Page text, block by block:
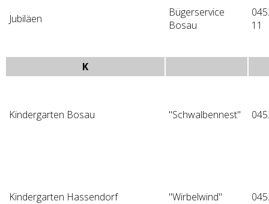
Jubiläen
Bügerservice
Bosau
11
K
Kindergarten Bosau "Schwalbennest"
Kindergarten Hassendorf "Wirbelwind"